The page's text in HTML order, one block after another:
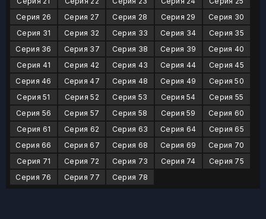
Серия 26
Серия 27 Серия 28 Серия 29
Серия 30
Серия 31
Серия 32 Серия 33 Серия 34
Серия 35
Серия 36
Серия 37 Серия 38 Серия 39
Серия 40
Серия 41
Серия 42 Серия 43 Серия 44
Серия 45
Серия 46
Серия 47 Серия 48 Серия 49
Серия 50
Серия 51
Серия 52 Серия 53 Серия 54
Серия 55
Серия 56
Серия 57 Серия 58 Серия 59
Серия 60
Серия 61
Серия 62 Серия 63 Серия 64
Серия 65
Серия 66
Серия 67 Серия 68 Серия 69
Серия 70
Серия 71
Серия 72 Серия 73 Серия 74
Серия 75
Серия 76
Серия 77 Серия 78